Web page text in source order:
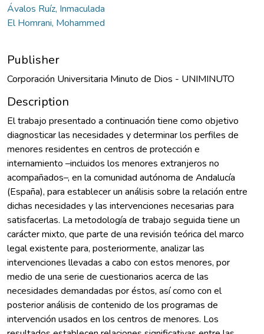
Ávalos Ruíz, Inmaculada
El Homrani, Mohammed
Publisher
Corporación Universitaria Minuto de Dios - UNIMINUTO
Description
El trabajo presentado a continuación tiene como objetivo
diagnosticar las necesidades y determinar los perfiles de
menores residentes en centros de protección e
internamiento –incluidos los menores extranjeros no
acompañados–, en la comunidad autónoma de Andalucía
(España), para establecer un análisis sobre la relación entre
dichas necesidades y las intervenciones necesarias para
satisfacerlas. La metodología de trabajo seguida tiene un
carácter mixto, que parte de una revisión teórica del marco
legal existente para, posteriormente, analizar las
intervenciones llevadas a cabo con estos menores, por
medio de una serie de cuestionarios acerca de las
necesidades demandadas por éstos, así como con el
posterior análisis de contenido de los programas de
intervención usados en los centros de menores. Los